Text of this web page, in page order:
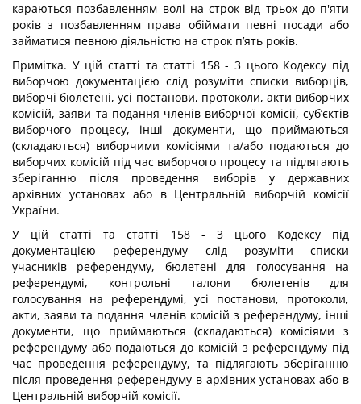
караються позбавленням волі на строк від трьох до п'яти
років з позбавленням права обіймати певні посади або
займатися певною діяльністю на строк п’ять років.
Примітка. У цій статті та статті 158 - 3 цього Кодексу під
виборчою документацією слід розуміти списки виборців,
виборчі бюлетені, усі постанови, протоколи, акти виборчих
комісій, заяви та подання членів виборчої комісії, суб’єктів
виборчого процесу, інші документи, що приймаються
(складаються) виборчими комісіями та/або подаються до
виборчих комісій під час виборчого процесу та підлягають
зберіганню після проведення виборів у державних
архівних установах або в Центральній виборчій комісії
України.
У цій статті та статті 158 - 3 цього Кодексу під
документацією референдуму слід розуміти списки
учасників референдуму, бюлетені для голосування на
референдумі, контрольні талони бюлетенів для
голосування на референдумі, усі постанови, протоколи,
акти, заяви та подання членів комісій з референдуму, інші
документи, що приймаються (складаються) комісіями з
референдуму або подаються до комісій з референдуму під
час проведення референдуму, та підлягають зберіганню
після проведення референдуму в архівних установах або в
Центральній виборчій комісії.